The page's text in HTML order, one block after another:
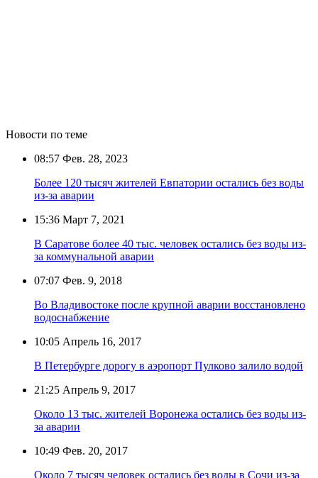
Новости по теме
08:57 Фев. 28, 2023
Более 120 тысяч жителей Евпатории остались без воды
из-за аварии
15:36 Март 7, 2021
В Саратове более 40 тыс. человек остались без воды из-
за коммунальной аварии
07:07 Фев. 9, 2018
Во Владивостоке после крупной аварии восстановлено
водоснабжение
10:05 Апрель 16, 2017
В Петербурге дорогу в аэропорт Пулково залило водой
21:25 Апрель 9, 2017
Около 13 тыс. жителей Воронежа остались без воды из-
за аварии
10:49 Фев. 20, 2017
Около 7 тысяч человек остались без воды в Сочи из-за